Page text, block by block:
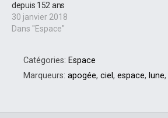
depuis 152 ans
30 janvier 2018
Dans "Espace"
Catégories: Espace
Marqueurs: apogée, ciel , espace, lune,